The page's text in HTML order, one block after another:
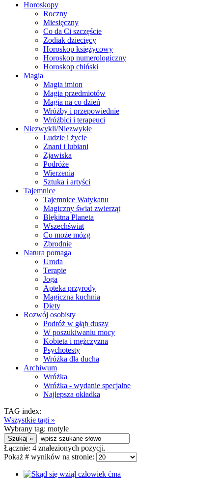
Horoskopy
Roczny
Miesięczny
Co da Ci szczęście
Zodiak dziecięcy
Horoskop księżycowy
Horoskop numerologiczny
Horoskop chiński
Magia
Magia imion
Magia przedmiotów
Magia na co dzień
Wróżby i przepowiednie
Wróżbici i terapeuci
Niezwykli/Niezwykłe
Ludzie i życie
Znani i lubiani
Zjawiska
Podróże
Wierzenia
Sztuka i artyści
Tajemnice
Tajemnice Watykanu
Magiczny świat zwierząt
Błękitna Planeta
Wszechświat
Co może mózg
Zbrodnie
Natura pomaga
Uroda
Terapie
Joga
Apteka przyrody
Magiczna kuchnia
Diety
Rozwój osobisty
Podróż w głąb duszy
W poszukiwaniu mocy
Kobieta i mężczyzna
Psychotesty
Wróżka dla ducha
Archiwum
Wróżka
Wróżka - wydanie specjalne
Najlepsza okładka
TAG index:
Wszystkie tagi »
Wybrany tag: motyle
Łącznie: 4 znalezionych pozycji.
Pokaż # wyników na stronie: